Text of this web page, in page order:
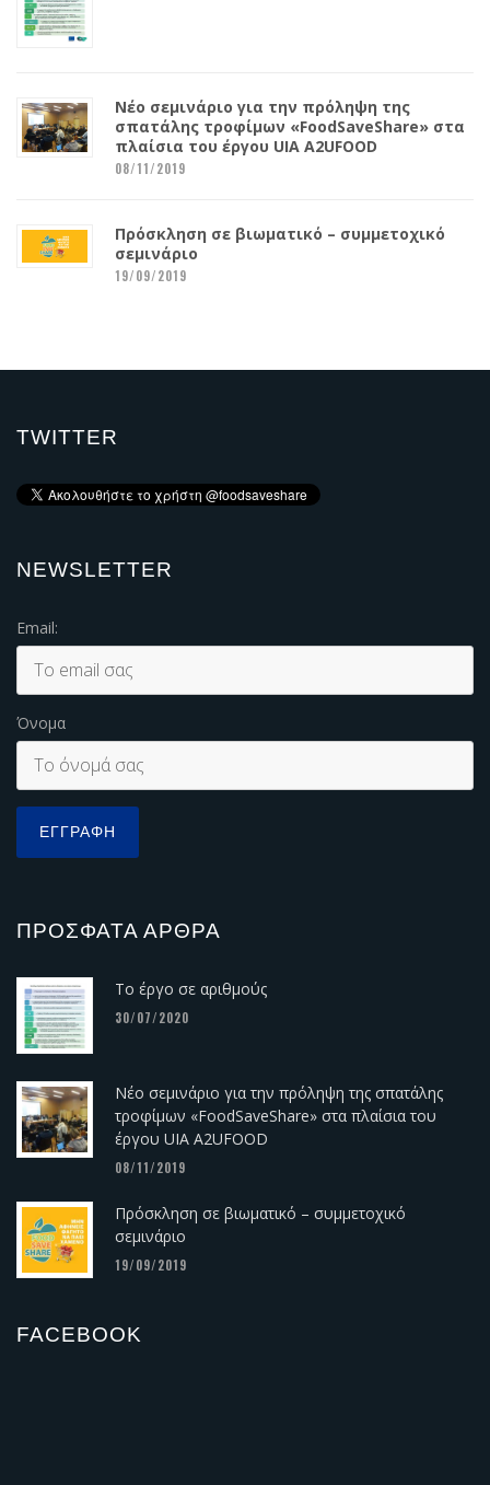
Νέο σεμινάριο για την πρόληψη της
σπατάλης τροφίμων «FoodSaveShare» στα
πλαίσια του έργου UIA A2UFOOD
08/11/2019
Πρόσκληση σε βιωματικό – συμμετοχικό
σεμινάριο
19/09/2019
TWITTER
NEWSLETTER
Email:
Όνομα
ΠΡΌΣΦΑΤΑ ΆΡΘΡΑ
Το έργο σε αριθμούς
30/07/2020
Νέο σεμινάριο για την πρόληψη της σπατάλης
τροφίμων «FoodSaveShare» στα πλαίσια του
έργου UIA A2UFOOD
08/11/2019
Πρόσκληση σε βιωματικό – συμμετοχικό
σεμινάριο
19/09/2019
FACEBOOK